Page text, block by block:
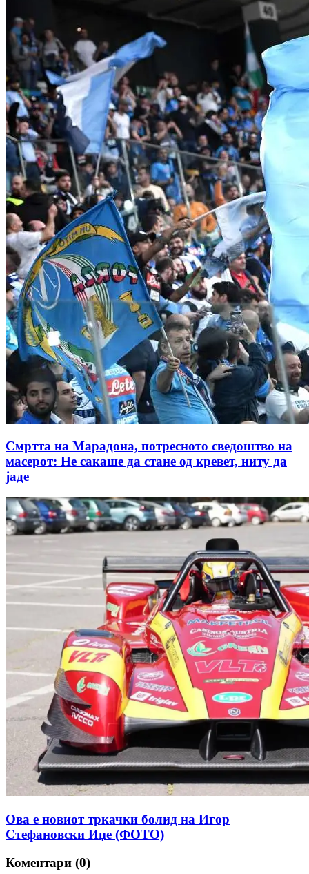
Смртта на Марадона, потресното сведоштво на
масерот: Не сакаше да стане од кревет, ниту да
јаде
Ова е новиот тркачки болид на Игор
Стефановски Иџе (ФОТО)
Коментари (0)